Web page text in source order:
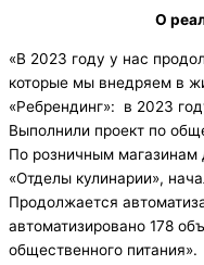
О
«В 2023 году у нас
которые мы внедряем в
«Ребрендинг»: в 2023
Выполнили проект по
По розничным
«Отделы кулинарии»,
Продолжается
автоматизировано 178
общественного питания».